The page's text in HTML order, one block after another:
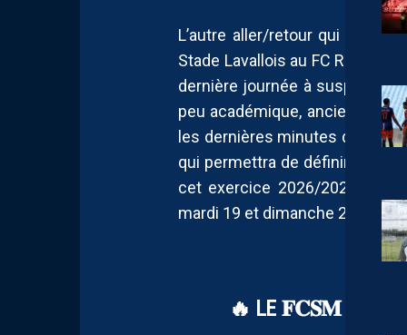
L’autre aller/retour qui
Stade Lavallois au FC Rouen
dernière journée à suspens. A
peu académique, ancien de la
les dernières minutes de leur
qui permettra de définir l’une
cet exercice 2026/2027 de
mardi 19 et dimanche 24 mai.
🔥 LE 𝐅𝐂𝐒𝐌 EST